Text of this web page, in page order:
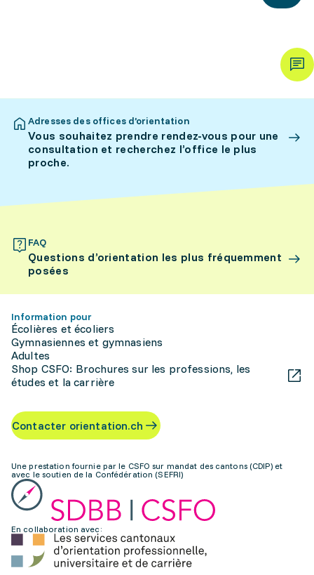
Adresses des offices d’orientation
Vous souhaitez prendre rendez-vous pour une
consultation et recherchez l’office le plus
proche.
FAQ
Questions d’orientation les plus fréquemment
posées
Information pour
Écolières et écoliers
Gymnasiennes et gymnasiens
Adultes
Shop CSFO: Brochures sur les professions, les
études et la carrière
Contacter orientation.ch
Une prestation fournie par le CSFO sur mandat des cantons (CDIP) et
avec le soutien de la Confédération (SEFRI)
En collaboration avec: